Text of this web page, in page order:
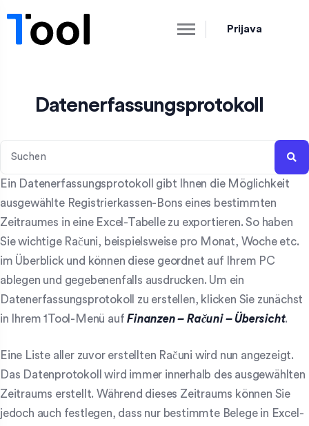
Prijava
Datenerfassungsprotokoll
Ein Datenerfassungsprotokoll gibt Ihnen die Möglichkeit
ausgewählte Registrierkassen-Bons eines bestimmten
Zeitraumes in eine Excel-Tabelle zu exportieren. So haben
Sie wichtige Računi, beispielsweise pro Monat, Woche etc.
im Überblick und können diese geordnet auf Ihrem PC
ablegen und gegebenenfalls ausdrucken. Um ein
Datenerfassungsprotokoll zu erstellen, klicken Sie zunächst
in Ihrem 1Tool-Menü aufFinanzen – Računi – Übersicht.
Eine Liste aller zuvor erstellten Računi wird nun angezeigt.
Das Datenprotokoll wird immer innerhalb des ausgewählten
Zeitraums erstellt. Während dieses Zeitraums können Sie
jedoch auch festlegen, dass nur bestimmte Belege in Excel-